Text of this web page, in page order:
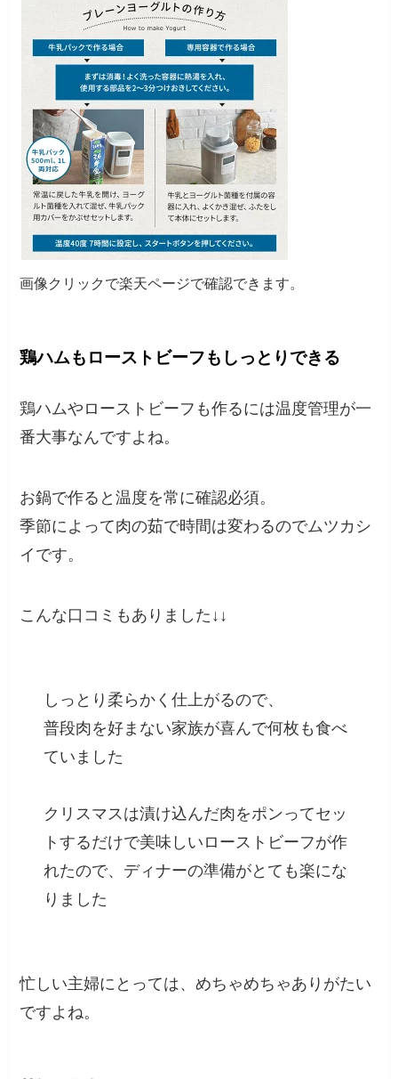
画像クリックで楽天ページで確認できます。
鶏ハムもローストビーフもしっとりできる
鶏ハムやローストビーフも作るには温度管理が一
番大事なんですよね。
お鍋で作ると温度を常に確認必須。
季節によって肉の茹で時間は変わるのでムツカシ
イです。
こんな口コミもありました↓↓
しっとり柔らかく仕上がるので、
普段肉を好まない家族が喜んで何枚も食べ
ていました
クリスマスは漬け込んだ肉をポンってセッ
トするだけで美味しいローストビーフが作
れたので、ディナーの準備がとても楽にな
りました
忙しい主婦にとっては、めちゃめちゃありがたい
ですよね。